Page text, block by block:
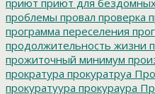
проблемы провал проверка
программа переселения
продолжительность жизни
прожиточный минимум
прократура прокуратруа
прокуратуура прокураура